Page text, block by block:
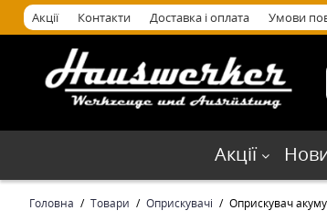
Акції Контакти Доставка і оплата Умови
Акції
Головна Товари Оприскувачі Оприскувач